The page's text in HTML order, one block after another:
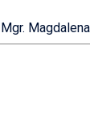
Mgr.